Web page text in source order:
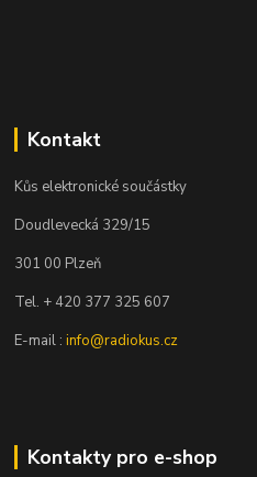
Kontakt
Kůs elektronické součástky
Doudlevecká 329/15
301 00 Plzeň
Tel. + 420 377 325 607
E-mail :info@radiokus.cz
Kontakty pro e-shop